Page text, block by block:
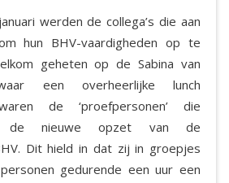
werden de collega’s die aan
hun BHV-vaardigheden op te
geheten op de Sabina van
een overheerlijke lunch
de ‘proefpersonen’ die
de nieuwe opzet van de
Dit hield in dat zij in groepjes
gedurende een uur een